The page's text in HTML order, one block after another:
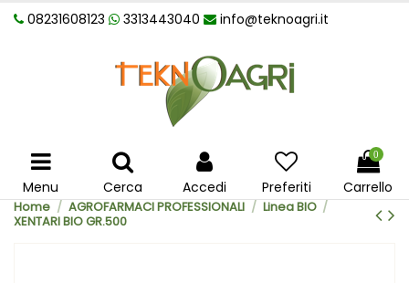
08231608123 3313443040 info@teknoagri.it
Menu Cerca Accedi Preferiti
0
Carrello
Home AGROFARMACI PROFESSIONALI
Linea BIO
XENTARI BIO GR.500